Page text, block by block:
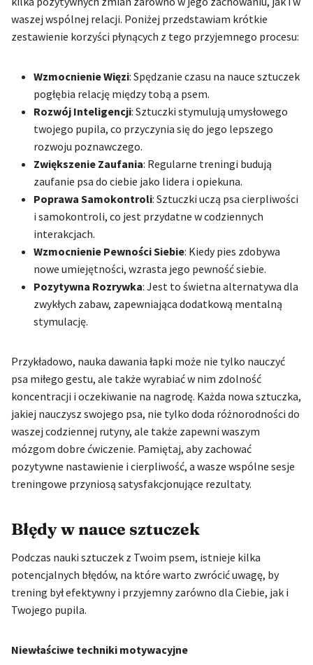
waszej wspólnej relacji. Poniżej przedstawiam krótkie
zestawienie korzyści płynących z tego przyjemnego procesu:
Wzmocnienie Więzi: Spędzanie czasu na nauce sztuczek
pogłębia relację między tobą a psem.
Rozwój Inteligencji: Sztuczki stymulują umysłowego
twojego pupila, co przyczynia się do jego lepszego
rozwoju poznawczego.
Zwiększenie Zaufania: Regularne treningi budują
zaufanie psa do ciebie jako lidera i opiekuna.
Poprawa Samokontroli: Sztuczki uczą psa cierpliwości
i samokontroli, co jest przydatne w codziennych
interakcjach.
Wzmocnienie Pewności Siebie: Kiedy pies zdobywa
nowe umiejętności, wzrasta jego pewność siebie.
Pozytywna Rozrywka: Jest to świetna alternatywa dla
zwykłych zabaw, zapewniająca dodatkową mentalną
stymulację.
Przykładowo, nauka dawania łapki może nie tylko nauczyć
psa miłego gestu, ale także wyrabiać w nim zdolność
koncentracji i oczekiwanie na nagrodę. Każda nowa sztuczka,
jakiej nauczysz swojego psa, nie tylko doda różnorodności do
waszej codziennej rutyny, ale także zapewni waszym
mózgom dobre ćwiczenie. Pamiętaj, aby zachować
pozytywne nastawienie i cierpliwość, a wasze wspólne sesje
treningowe przyniosą satysfakcjonujące rezultaty.
Błędy w nauce sztuczek
Podczas nauki sztuczek z Twoim psem, istnieje kilka
potencjalnych błędów, na które warto zwrócić uwagę, by
trening był efektywny i przyjemny zarówno dla Ciebie, jak i
Twojego pupila.
Niewłaściwe techniki motywacyjne